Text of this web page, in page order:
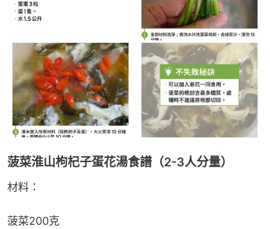
菠菜淮山枸杞子蛋花湯食譜（2-3人分量）
材料：
菠菜200克